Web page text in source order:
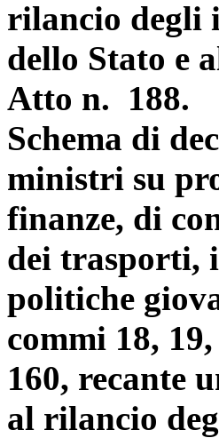
rilancio degli
dello Stato e
Atto n. 188.
Schema di
ministri su
finanze, di
dei trasporti,
politiche
commi 18,
160, recante
al rilancio